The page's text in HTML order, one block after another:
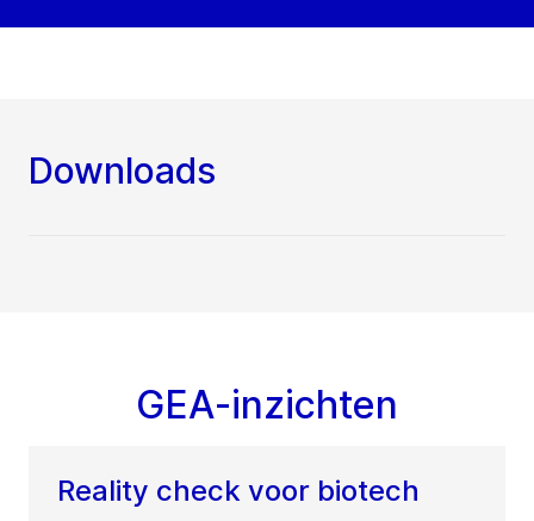
Downloads
GEA-inzichten
Reality check voor biotech